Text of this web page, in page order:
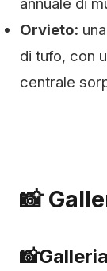
Orvieto:
di tufo, con
centrale
📸
📸